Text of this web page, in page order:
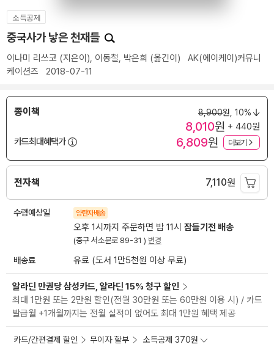
소득공제
중국사가 낳은 천재들
이나미 리쓰코 (지은이), 이동철, 박은희 (옮긴이) AK(에이케이)커뮤니
케이션즈 2018-07-11
종이책 8,900원, 10%
8,010원 + 440원
카드최대혜택가
6,809원 더보기
전자책 7,110원
수령예상일 양탄자배송
오후 1시까지 주문하면 밤 11시 잠들기전 배송
(중구 서소문로 89-31 ) 변경
배송료 유료 (도서 1만5천원 이상 무료)
알라딘 만권당 삼성카드, 알라딘 15% 청구 할인
최대 1만원 또는 2만원 할인(전월 30만원 또는 60만원 이용 시) / 카드
발급월 +1개월까지는 전월 실적이 없어도 최대 1만원 혜택 제공
카드/간편결제 할인 무이자 할부 소득공제 370원